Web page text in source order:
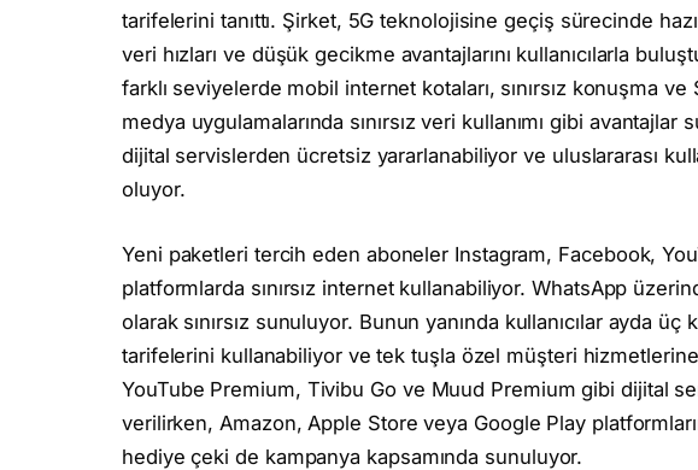
tarifelerini tanıttı. Şirket, 5G teknolojisine geçiş sürecinde
veri hızları ve düşük gecikme avantajlarını kullanıcılarla
farklı seviyelerde mobil internet kotaları, sınırsız konuşma
medya uygulamalarında sınırsız veri kullanımı gibi avantajlar
dijital servislerden ücretsiz yararlanabiliyor ve uluslararası
oluyor.
Yeni paketleri tercih eden aboneler Instagram, Facebook,
platformlarda sınırsız internet kullanabiliyor. WhatsApp
olarak sınırsız sunuluyor. Bunun yanında kullanıcılar ayda
tarifelerini kullanabiliyor ve tek tuşla özel müşteri
YouTube Premium, Tivibu Go ve Muud Premium gibi dijital
verilirken, Amazon, Apple Store veya Google Play
hediye çeki de kampanya kapsamında sunuluyor.